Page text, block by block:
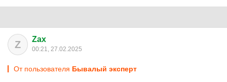
Z Zax
00:21, 27.02.2025
От пользователя Бывалый эксперт